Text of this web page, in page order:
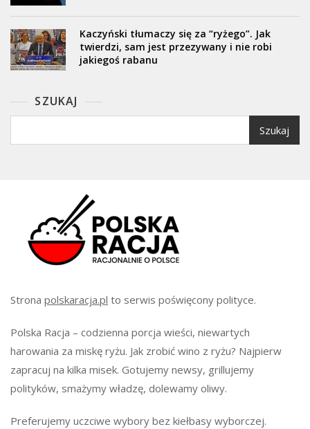
Kaczyński tłumaczy się za “ryżego”. Jak
twierdzi, sam jest przezywany i nie robi
jakiegoś rabanu
SZUKAJ
Szukaj
Strona polskaracja.pl to serwis poświęcony polityce.
Polska Racja – codzienna porcja wieści, niewartych
harowania za miskę ryżu. Jak zrobić wino z ryżu? Najpierw
zapracuj na kilka misek. Gotujemy newsy, grillujemy
polityków, smażymy władzę, dolewamy oliwy.
Preferujemy uczciwe wybory bez kiełbasy wyborczej.